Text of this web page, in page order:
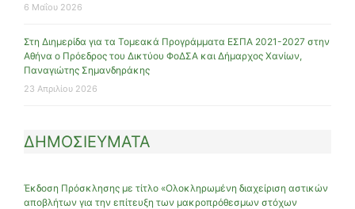
6 Μαΐου 2026
Στη Διημερίδα για τα Τομεακά Προγράμματα ΕΣΠΑ 2021-2027 στην
Αθήνα ο Πρόεδρος του Δικτύου ΦοΔΣΑ και Δήμαρχος Χανίων,
Παναγιώτης Σημανδηράκης
23 Απριλίου 2026
ΔΗΜΟΣΙΕΥΜΑΤΑ
Έκδοση Πρόσκλησης με τίτλο «Ολοκληρωμένη διαχείριση αστικών
αποβλήτων για την επίτευξη των μακροπρόθεσμων στόχων